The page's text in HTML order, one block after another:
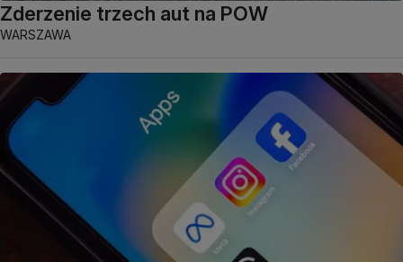
Zderzenie trzech aut na POW
WARSZAWA